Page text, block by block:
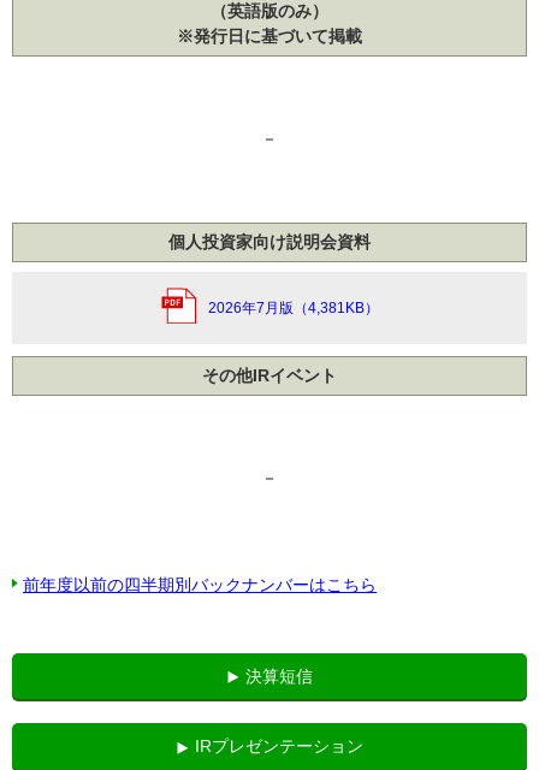
（英語版のみ）
※発行日に基づいて掲載
－
個人投資家向け説明会資料
2026年7月版（4,381KB）
その他IRイベント
－
前年度以前の四半期別バックナンバーはこちら
決算短信
IRプレゼンテーション